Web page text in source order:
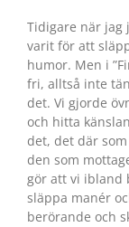
Tidigare när jag
varit för att
humor. Men i
fri, alltså inte
det. Vi gjorde
och hitta
det, det där
den som
gör att vi ibland
släppa manér
berörande och